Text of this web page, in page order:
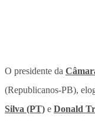
O presidente da
(Republicanos-PB),
Silva (PT) e Donald